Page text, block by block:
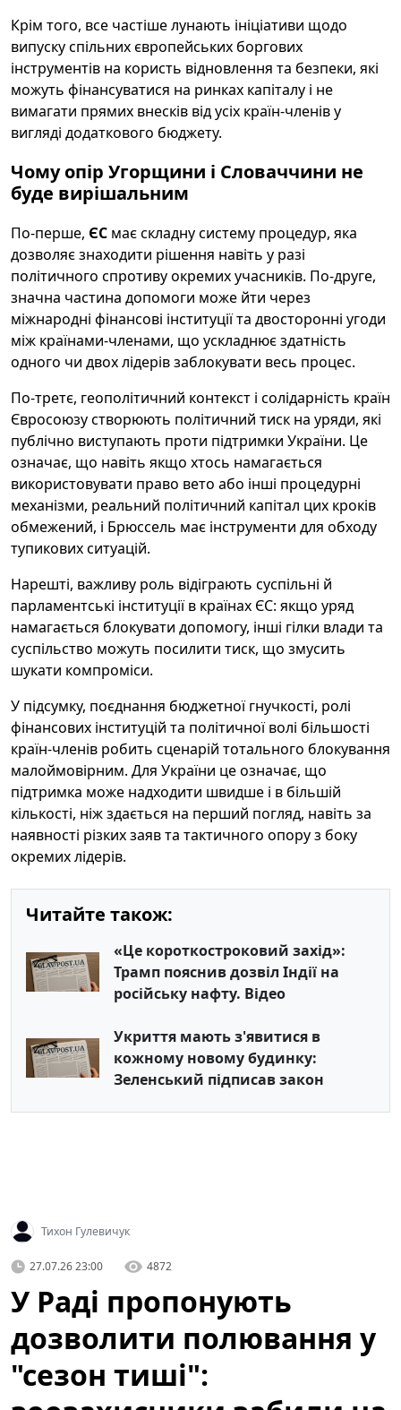
Крім того, все частіше лунають ініціативи щодо
випуску спільних європейських боргових
інструментів на користь відновлення та безпеки, які
можуть фінансуватися на ринках капіталу і не
вимагати прямих внесків від усіх країн-членів у
вигляді додаткового бюджету.
Чому опір Угорщини і Словаччини не
буде вирішальним
По-перше, ЄС має складну систему процедур, яка
дозволяє знаходити рішення навіть у разі
політичного спротиву окремих учасників. По-друге,
значна частина допомоги може йти через
міжнародні фінансові інституції та двосторонні угоди
між країнами-членами, що ускладнює здатність
одного чи двох лідерів заблокувати весь процес.
По-третє, геополітичний контекст і солідарність країн
Євросоюзу створюють політичний тиск на уряди, які
публічно виступають проти підтримки України. Це
означає, що навіть якщо хтось намагається
використовувати право вето або інші процедурні
механізми, реальний політичний капітал цих кроків
обмежений, і Брюссель має інструменти для обходу
тупикових ситуацій.
Нарешті, важливу роль відіграють суспільні й
парламентські інституції в країнах ЄС: якщо уряд
намагається блокувати допомогу, інші гілки влади та
суспільство можуть посилити тиск, що змусить
шукати компроміси.
У підсумку, поєднання бюджетної гнучкості, ролі
фінансових інституцій та політичної волі більшості
країн-членів робить сценарій тотального блокування
малоймовірним. Для України це означає, що
підтримка може надходити швидше і в більшій
кількості, ніж здається на перший погляд, навіть за
наявності різких заяв та тактичного опору з боку
окремих лідерів.
Читайте також:
«Це короткостроковий захід»:
Трамп пояснив дозвіл Індії на
російську нафту. Відео
Укриття мають з'явитися в
кожному новому будинку:
Зеленський підписав закон
Тихон Гулевичук
27.07.26 23:00 4872
У Раді пропонують
дозволити полювання у
"сезон тиші":